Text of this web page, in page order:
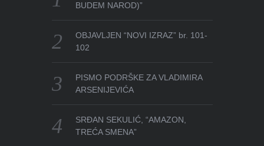
BUDEM NAROD)”
OBJAVLJEN “NOVI IZRAZ” br. 101-
102
PISMO PODRŠKE ZA VLADIMIRA
ARSENIJEVIĆA
SRĐAN SEKULIĆ, “AMAZON,
TREĆA SMENA”